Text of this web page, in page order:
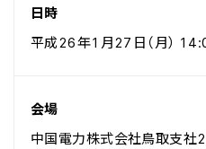
日時
平成26年1月27日（月）
会場
中国電力株式会社鳥取支